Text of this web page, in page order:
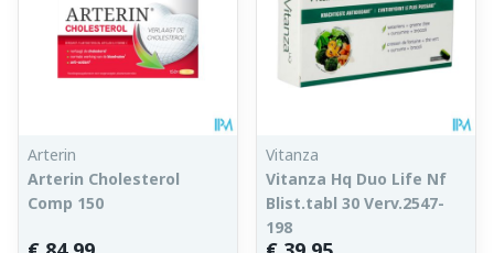
Arterin
Arterin Cholesterol
Comp 150
Vitanza
Vitanza Hq Duo Life Nf
Blist.tabl 30 Verv.2547-
198